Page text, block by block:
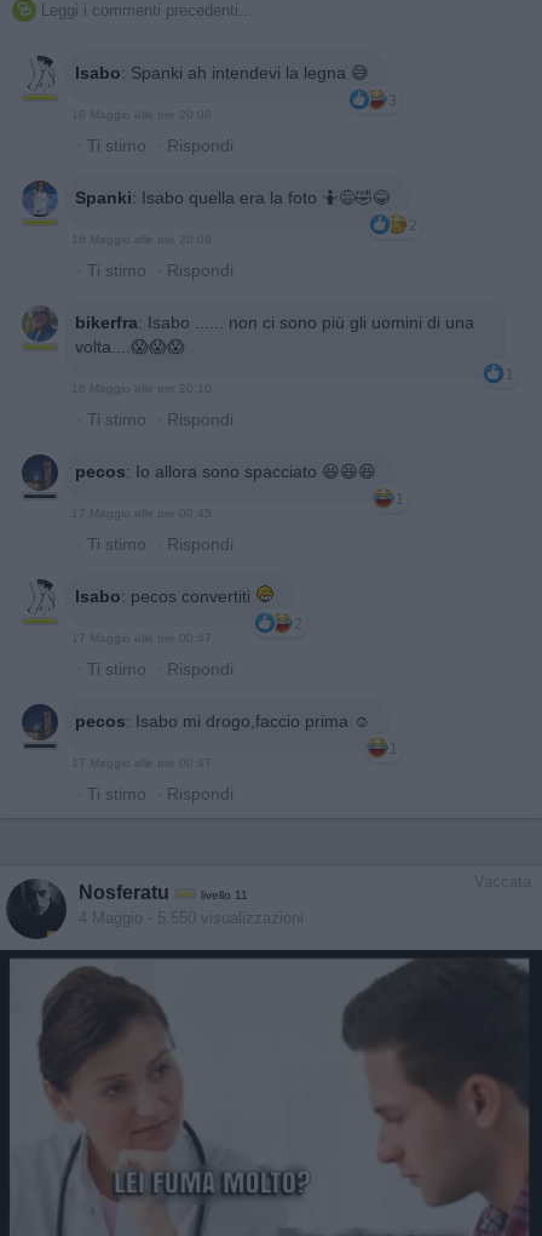
 Leggi i commenti precedenti...
Isabo: Spanki ah intendevi la legna 😅
3
16 Maggio alle ore 20:08
· Ti stimo · Rispondi
Spanki: Isabo quella era la foto 🤷😅🤣😂
2
16 Maggio alle ore 20:09
· Ti stimo · Rispondi
bikerfra: Isabo ...... non ci sono più gli uomini di una
volta....😱😱😱
1
16 Maggio alle ore 20:10
· Ti stimo · Rispondi
pecos: Io allora sono spacciato 😆😆😆
1
17 Maggio alle ore 00:45
· Ti stimo · Rispondi
Isabo: pecos convertiti
2
17 Maggio alle ore 00:47
· Ti stimo · Rispondi
pecos: Isabo mi drogo,faccio prima ☺️
1
17 Maggio alle ore 00:47
· Ti stimo · Rispondi
Vaccata
Nosferatu livello 11
4 Maggio - 5.550 visualizzazioni